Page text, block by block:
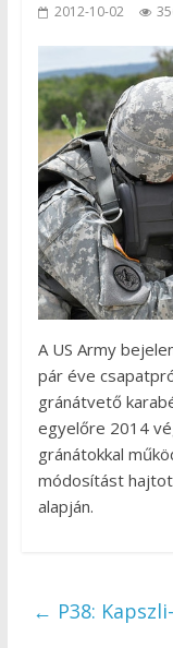
2012-10-02
A US Army
pár éve
gránátvető
egyelőre 2014
gránátokkal
módosítást
alapján.
← P38: